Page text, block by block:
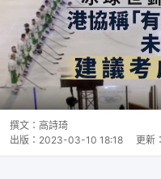
撰文： 高詩琦
出版： 2023-03-10 18:18 更新：